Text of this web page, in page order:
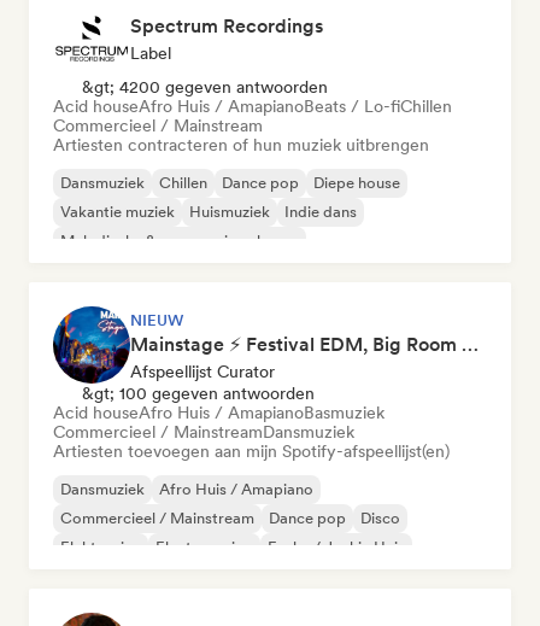
Spectrum Recordings
Label
&gt; 4200 gegeven antwoorden
Acid houseAfro Huis / AmapianoBeats / Lo-fiChillen
Commercieel / Mainstream
Artiesten contracteren of hun muziek uitbrengen
Dansmuziek Chillen Dance pop
Diepe house
Vakantie muziek
Huismuziek
Indie dans
Melodische & progressieve house
NIEUW
Mainstage ⚡ Festival EDM, Big Room & House Anthems
Afspeellijst Curator
&gt; 100 gegeven antwoorden
Acid houseAfro Huis / AmapianoBasmuziek
Commercieel / MainstreamDansmuziek
Artiesten toevoegen aan mijn Spotify-afspeellijst(en)
Dansmuziek
Afro Huis / Amapiano
Commercieel / Mainstream
Dance pop
Disco
Elektronica
Electro swing Funky / Jackin Huis